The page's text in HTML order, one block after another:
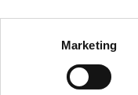
Marketing